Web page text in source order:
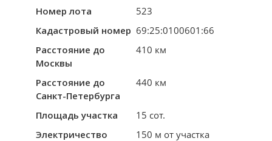
Номер лота
523
Кадастровый номер 69:25:0100601:66
Расстояние до
Москвы
410 км
Расстояние до
Санкт-Петербурга
440 км
Площадь участка
15 сот.
Электричество
150 м от участка